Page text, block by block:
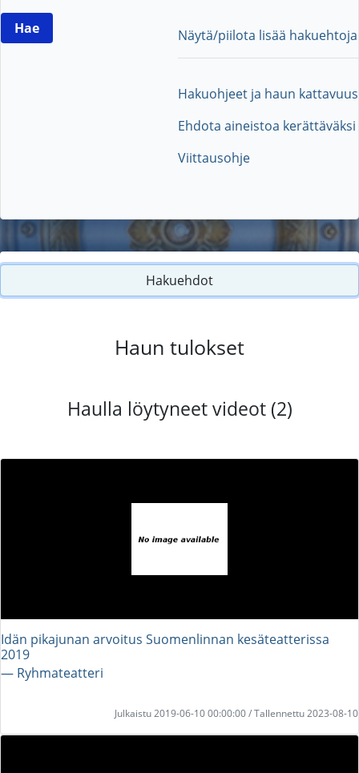
Näytä/piilota lisää hakuehtoja
Hakuohjeet ja haun kattavuus
Ehdota aineistoa kerättäväksi
Viittausohje
Hakuehdot
Haun tulokset
Haulla löytyneet videot (2)
Idän pikajunan arvoitus Suomenlinnan kesäteatterissa
2019
― Ryhmateatteri
Julkaistu 2019-06-10 00:00:00 / Tallennettu 2023-08-10